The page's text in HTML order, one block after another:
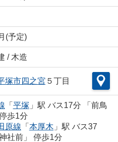
(予定)
/ 木造
塚市四之宮 ５丁目
「 平塚 」駅 バス17分 「前鳥
歩1分
原線 「 本厚木 」駅 バス37
社前」 停歩1分